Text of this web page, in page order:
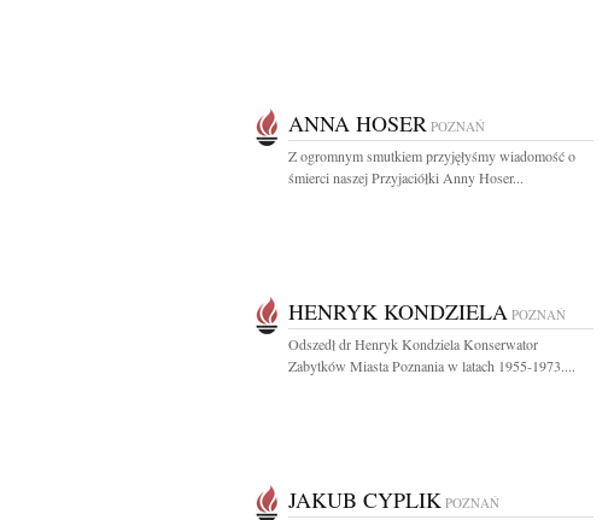
ANNA HOSER POZNAŃ
Z ogromnym smutkiem przyjęłyśmy wiadomość o
śmierci naszej Przyjaciółki Anny Hoser...
HENRYK KONDZIELA POZNAŃ
Odszedł dr Henryk Kondziela Konserwator
Zabytków Miasta Poznania w latach 1955-1973....
JAKUB CYPLIK POZNAŃ